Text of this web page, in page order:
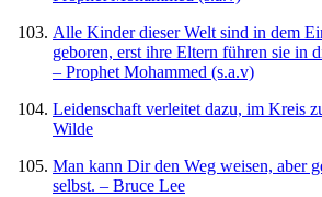
Alle Kinder dieser Welt sind in dem
geboren, erst ihre Eltern führen sie in
– Prophet Mohammed (s.a.v)
Leidenschaft verleitet dazu, im Kreis
Wilde
Man kann Dir den Weg weisen, aber
selbst. – Bruce Lee